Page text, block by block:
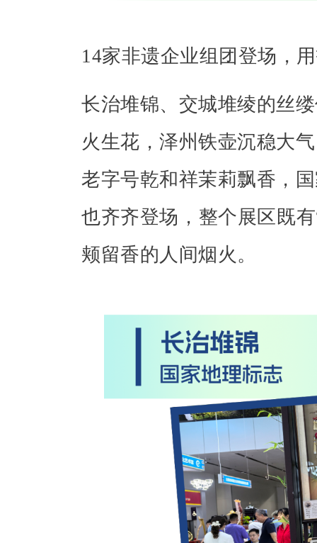
14家非遗企业组团登场，
长治堆锦、交城堆绫的丝
火生花，泽州铁壶沉稳大
老字号乾和祥茉莉飘香，
也齐齐登场，整个展区既
颊留香的人间烟火。